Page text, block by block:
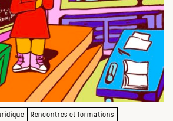
Rencontres et formations